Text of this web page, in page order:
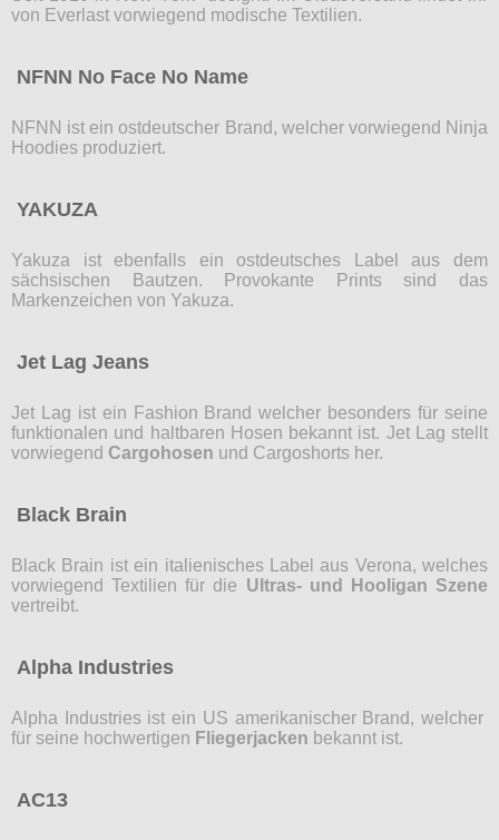
von Everlast vorwiegend modische Textilien.
NFNN No Face No Name
NFNN ist ein ostdeutscher Brand, welcher vorwiegend Ninja
Hoodies produziert.
YAKUZA
Yakuza ist ebenfalls ein ostdeutsches Label aus dem
sächsischen Bautzen. Provokante Prints sind das
Markenzeichen von Yakuza.
Jet Lag Jeans
Jet Lag ist ein Fashion Brand welcher besonders für seine
funktionalen und haltbaren Hosen bekannt ist. Jet Lag stellt
vorwiegend Cargohosen und Cargoshorts her.
Black Brain
Black Brain ist ein italienisches Label aus Verona, welches
vorwiegend Textilien für die Ultras- und Hooligan Szene
vertreibt.
Alpha Industries
Alpha Industries ist ein US amerikanischer Brand, welcher
für seine hochwertigen Fliegerjacken bekannt ist.
AC13